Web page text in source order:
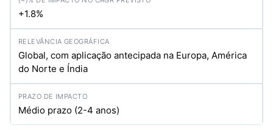
+1.8%
Global, com aplicação antecipada na Europa, América
do Norte e Índia
Médio prazo (2-4 anos)